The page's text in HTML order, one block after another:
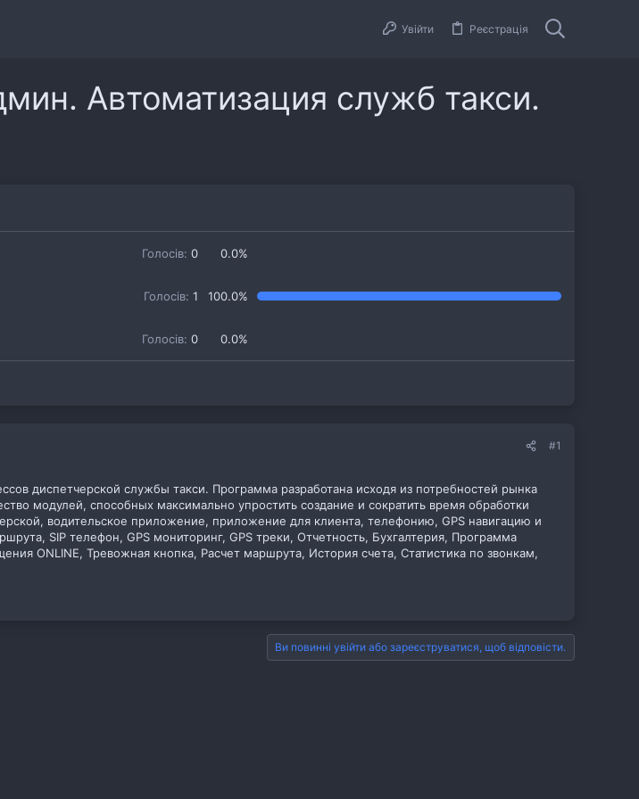
Увійти Реєстрація
Автоматизация служб такси.
Голосів: 0 0.0%
Голосів: 1 100.0%
Голосів: 0 0.0%
#1
диспетчерской службы такси. Программа разработана исходя из потребностей рынка
модулей, способных максимально упростить создание и сократить время обработки
водительское приложение, приложение для клиента, телефонию, GPS навигацию и
SIP телефон, GPS мониторинг, GPS треки, Отчетность, Бухгалтерия, Программа
ONLINE, Тревожная кнопка, Расчет маршрута, История счета, Статистика по звонкам,
Ви повинні увійти або зареєструватися, щоб відповісти.